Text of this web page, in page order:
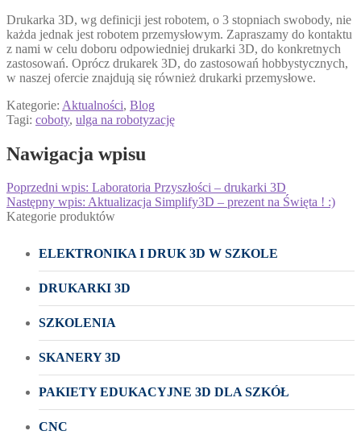
Drukarka 3D, wg definicji jest robotem, o 3 stopniach swobody, nie
każda jednak jest robotem przemysłowym. Zapraszamy do kontaktu
z nami w celu doboru odpowiedniej drukarki 3D, do konkretnych
zastosowań. Oprócz drukarek 3D, do zastosowań hobbystycznych,
w naszej ofercie znajdują się również drukarki przemysłowe.
Kategorie: Aktualności, Blog
Tagi: coboty, ulga na robotyzację
Nawigacja wpisu
Poprzedni wpis: Laboratoria Przyszłości – drukarki 3D
Następny wpis: Aktualizacja Simplify3D – prezent na Święta ! :)
Kategorie produktów
ELEKTRONIKA I DRUK 3D W SZKOLE
DRUKARKI 3D
SZKOLENIA
SKANERY 3D
PAKIETY EDUKACYJNE 3D DLA SZKÓŁ
CNC